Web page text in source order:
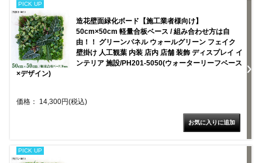
PICK UP
造花壁面緑化ボード【施工業者様向け】
50cm×50cm 軽量合板ベース / 組み合わせ方は自
由！！ グリーンパネル ウォールグリーン フェイク
壁掛け 人工観葉 内装 店内 店舗 装飾 ディスプレイ イ
ンテリア 施設/PH201-5050(ウォーターリーフベース
×デザイン)
価格： 14,300円(税込)
PICK UP